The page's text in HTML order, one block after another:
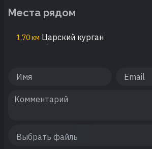
Места рядом
1,70 км Царский курган